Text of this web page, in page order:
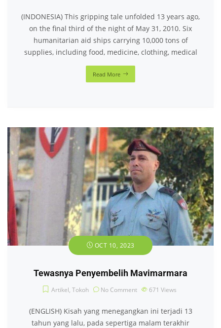
OCT 10, 2023
Tewasnya Penyembelih Mavimarmara
Tokoh No Comment 671Views
(ENGLISH) Kisah yang menegangkan ini terjadi 13
tahun yang lalu, pada sepertiga malam terakhir
tanggal 31 Mei 2010. Enam kapal bantuan
kemanusiaan yang membawa 10.000 ton bantuan,
termasuk makanan, obat-obatan, pakaian, alat
Read More